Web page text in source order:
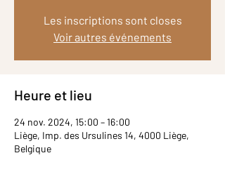
Les inscriptions sont closes
Voir autres événements
Heure et lieu
24 nov. 2024, 15:00 – 16:00
Liège, Imp. des Ursulines 14, 4000 Liège,
Belgique